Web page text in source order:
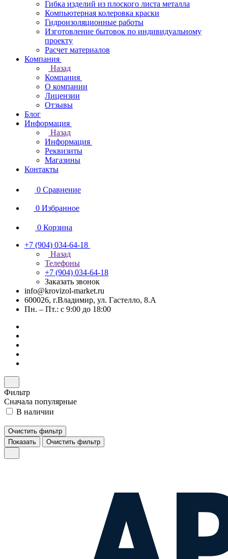
Гибка изделий из плоского листа металла
Компьютерная колеровка краски
Гидроизоляционные работы
Изготовление бытовок по индивидуальному
проекту
Расчет материалов
Компания
Назад
Компания
О компании
Лицензии
Отзывы
Блог
Информация
Назад
Информация
Реквизиты
Магазины
Контакты
0 Сравнение
0 Избранное
0 Корзина
+7 (904) 034-64-18
Назад
Телефоны
+7 (904) 034-64-18
Заказать звонок
info@krovizol-market.ru
600026, г.Владимир, ул. Гастелло, 8.А
Пн. – Пт.: с 9:00 до 18:00
Фильтр
Сначала популярные
В наличии
Очистить фильтр
Показать
Очистить фильтр